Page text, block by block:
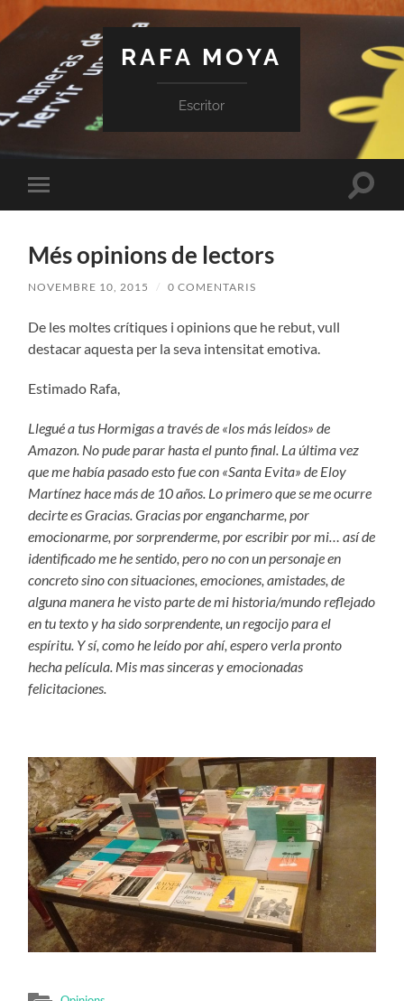
RAFA MOYA
Escritor
Toggle
mobile
Toggle
Més opinions de lectors
NOVEMBRE 10, 2015 / 0 COMENTARIS
De les moltes crítiques i opinions que he rebut, vull
destacar aquesta per la seva intensitat emotiva.
Estimado Rafa,
Llegué a tus Hormigas a través de «los más leídos» de
Amazon. No pude parar hasta el punto final. La última vez
que me había pasado esto fue con «Santa Evita» de Eloy
Martínez hace más de 10 años. Lo primero que se me ocurre
decirte es Gracias. Gracias por engancharme, por
emocionarme, por sorprenderme, por escribir por mi… así de
identificado me he sentido, pero no con un personaje en
concreto sino con situaciones, emociones, amistades, de
alguna manera he visto parte de mi historia/mundo reflejado
en tu texto y ha sido sorprendente, un regocijo para el
espíritu. Y sí, como he leído por ahí, espero verla pronto
hecha película. Mis mas sinceras y emocionadas
felicitaciones.